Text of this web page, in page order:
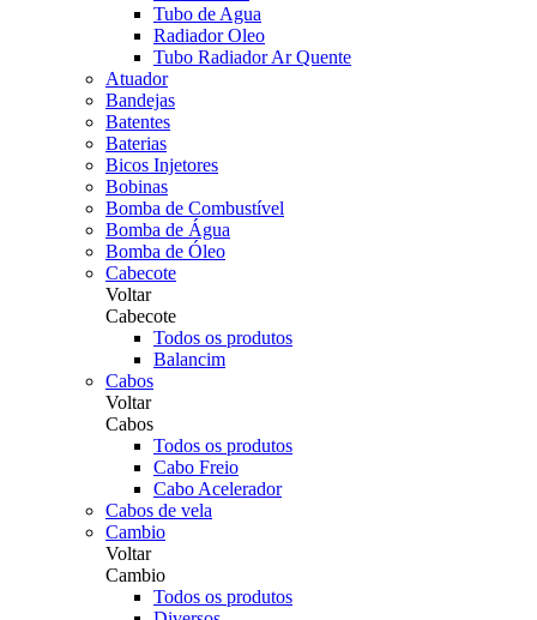
Tubo de Agua
Radiador Oleo
Tubo Radiador Ar Quente
Atuador
Bandejas
Batentes
Baterias
Bicos Injetores
Bobinas
Bomba de Combustível
Bomba de Água
Bomba de Óleo
Cabecote
Voltar
Cabecote
Todos os produtos
Balancim
Cabos
Voltar
Cabos
Todos os produtos
Cabo Freio
Cabo Acelerador
Cabos de vela
Cambio
Voltar
Cambio
Todos os produtos